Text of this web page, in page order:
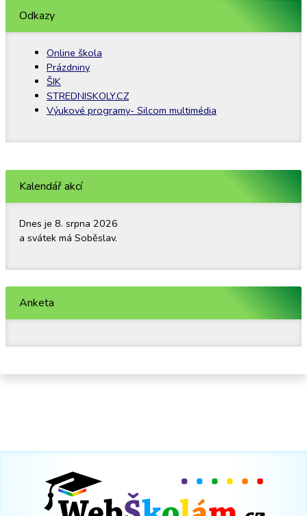
Odkazy
Online škola
Prázdniny
ŠIK
STREDNISKOLY.CZ
Výukové programy- Silcom multimédia
Kalendář akcí
Dnes je 8. srpna 2026
a svátek má Soběslav.
Anketa